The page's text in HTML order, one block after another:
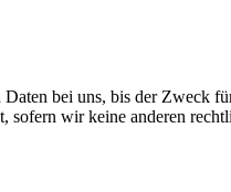
bei uns, bis der Zweck
wir keine anderen